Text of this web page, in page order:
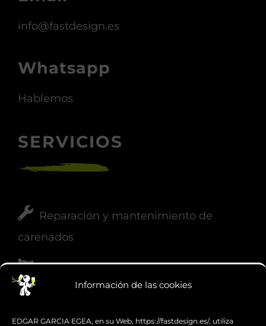
Información de las cookies
EDGAR GARCIA EGEA, en su Web, https://fastdesign.es/, utiliza
Email
info@fastdesign.es
Whatsapp
Hablemos
carenados